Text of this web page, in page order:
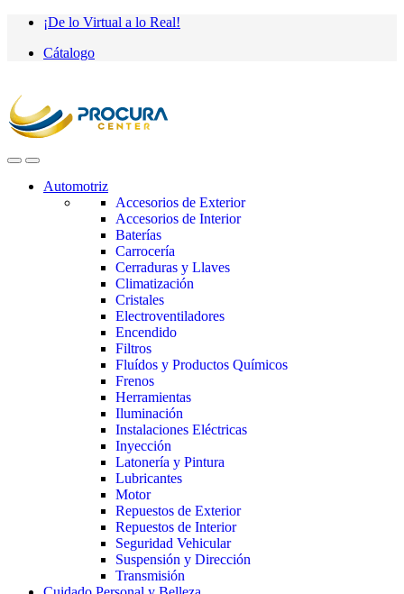
Saltar
navegación
saltar
contenido
¡De lo Virtual a lo Real!
Cátalogo
Automotriz
Accesorios de Exterior
Accesorios de Interior
Baterías
Carrocería
Cerraduras y Llaves
Climatización
Cristales
Electroventiladores
Encendido
Filtros
Fluídos y Productos Químicos
Frenos
Herramientas
Iluminación
Instalaciones Eléctricas
Inyección
Latonería y Pintura
Lubricantes
Motor
Repuestos de Exterior
Repuestos de Interior
Seguridad Vehicular
Suspensión y Dirección
Transmisión